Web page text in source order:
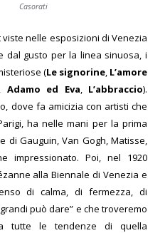
Casorati
nelle esposizioni di Venezia
dal gusto per la linea sinuosa, i
(Le signorine, L’amore
, Adamo ed Eva, L’abbraccio).
dove fa amicizia con artisti che
ha nelle mani per la prima
di Gauguin, Van Gogh, Matisse,
impressionato. Poi, nel 1920
alla Biennale di Venezia e
di calma, di fermezza, di
può dare” e che troveremo
tutte le tendenze di quella